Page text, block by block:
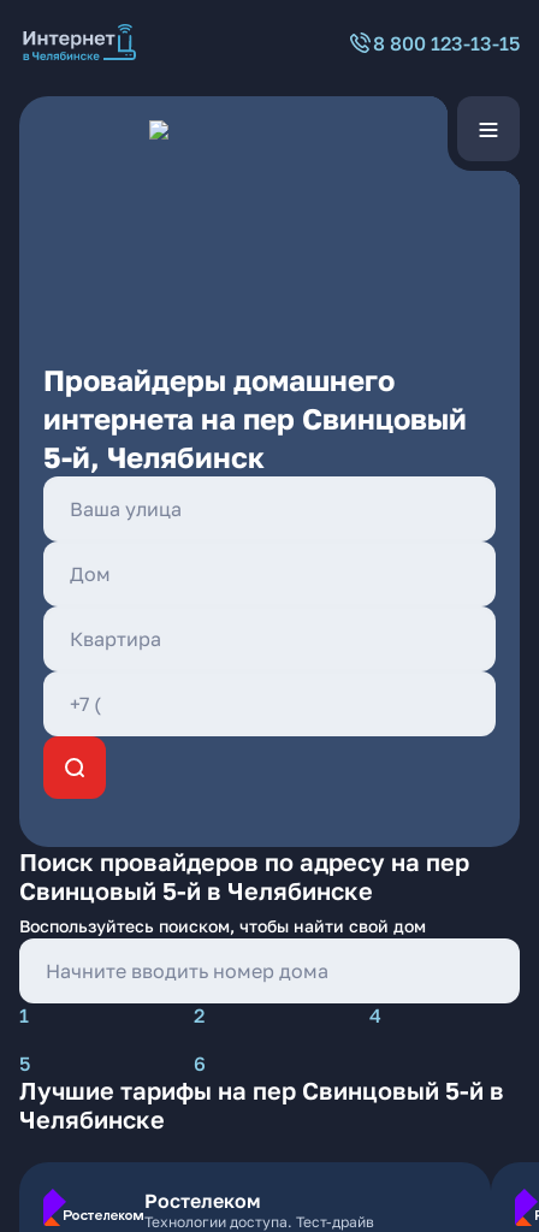
8 800 123-13-15
Провайдеры домашнего
интернета на пер Свинцовый
5-й, Челябинск
Поиск провайдеров по адресу на пер
Свинцовый 5-й в Челябинске
Воспользуйтесь поиском, чтобы найти свой дом
1 2
4
5
6
Лучшие тарифы на пер Свинцовый 5-й в
Челябинске
Ростелеком
Технологии доступа. Тест-драйв